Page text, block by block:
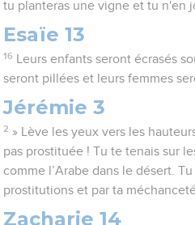
tu planteras une vigne et tu n'en
Esaïe 13
16
Leurs enfants seront écrasés
seront pillées et leurs femmes
Jérémie 3
2 » Lève les yeux vers les
pas prostituée ! Tu te tenais sur
comme l’Arabe dans le désert.
prostitutions et par ta
Zacharie 14